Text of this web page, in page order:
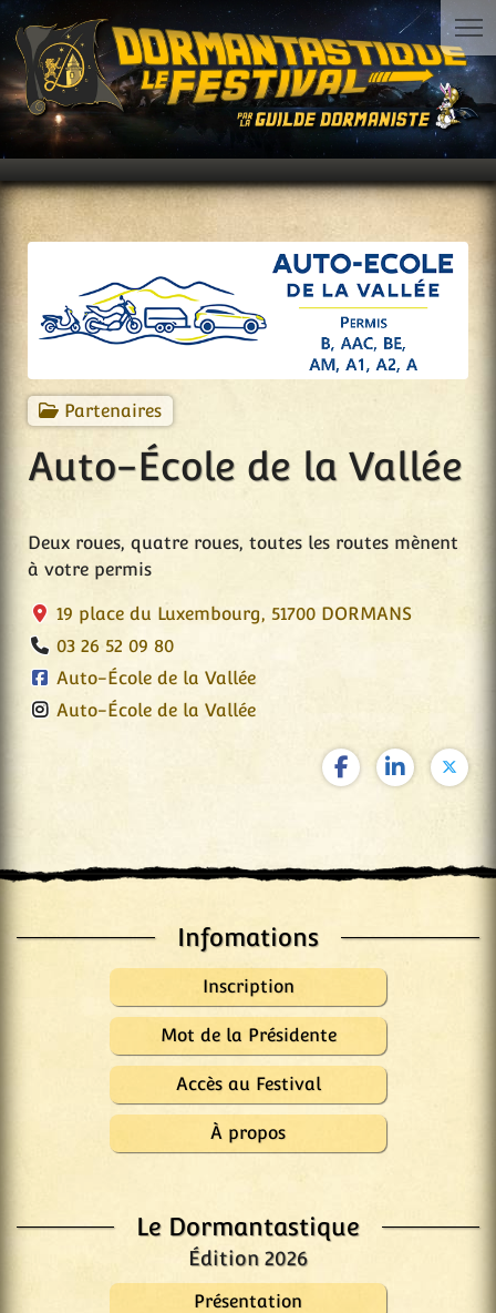
Infomations
Inscription
Mot de la Présidente
Accès au Festival
À propos
Le Dormantastique
Édition 2026
Présentation
Partenaires
Auto-École de la Vallée
Deux roues, quatre roues, toutes les routes mènent
à votre permis
19 place du Luxembourg, 51700 DORMANS
03 26 52 09 80
Auto-École de la Vallée
Auto-École de la Vallée